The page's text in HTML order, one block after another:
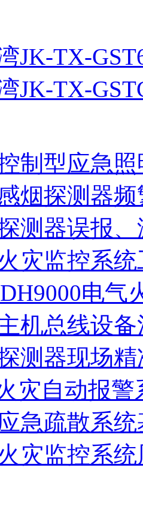
JK-TX-
JK-TX-
制型应急照
烟探测器
测器误报
灾监控系统
电气
机总线设备
测器现场
灾自动报警
急疏散系统
灾监控系